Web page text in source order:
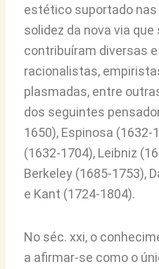
estético suportado nas
solidez da nova via
contribuíram diversas
racionalistas,
plasmadas, entre
dos seguintes
1650), Espinosa (1632-
(1632-1704), Leibniz
Berkeley (1685-1753),
e Kant (1724-1804).
No séc. xxi, o
a afirmar-se como o